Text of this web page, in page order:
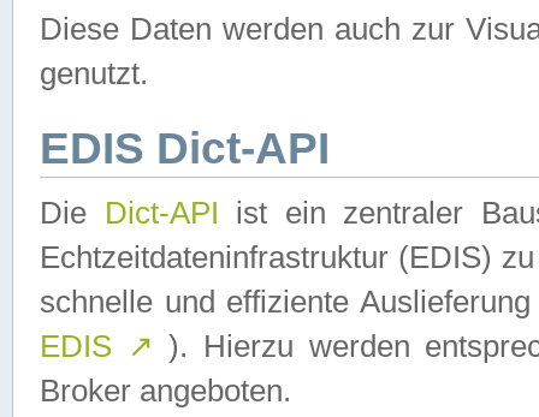
Diese Daten werden auch zur
genutzt.
EDIS Dict-API
Die Dict-API ist ein zentraler
Echtzeitdateninfrastruktur (EDIS)
schnelle und effiziente
EDIS ↗ ). Hierzu werden
Broker angeboten.